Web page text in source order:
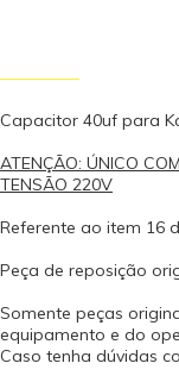
Capacitor 40uf para
ATENÇÃO: ÚNICO
TENSÃO 220V
Referente ao item 16
Peça de reposição
Somente peças
equipamento e do
Caso tenha dúvidas